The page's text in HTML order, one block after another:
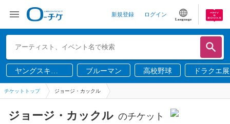
新規登録 ログイン
Language
ヤングスキニ
ー
ブルーマン 高校野球 ドラクエ展
チケットトップ ジョージ・カックル
ジョージ・カックル のチケット